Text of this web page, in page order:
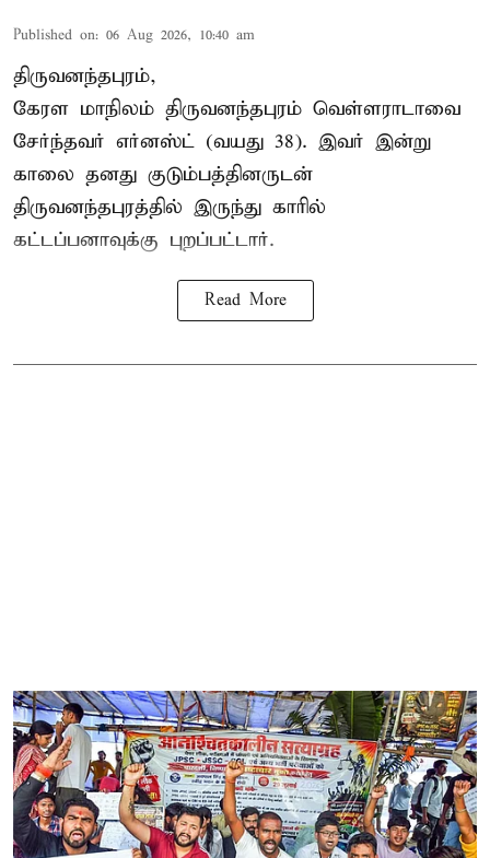
Published on: 06 Aug 2026, 10:40 am
திருவனந்தபுரம்,
கேரள மாநிலம் திருவனந்தபுரம் வெள்ளராடாவை
சேர்ந்தவர் எர்னஸ்ட் (வயது 38). இவர் இன்று
காலை தனது குடும்பத்தினருடன்
திருவனந்தபுரத்தில் இருந்து காரில்
கட்டப்பனாவுக்கு புறப்பட்டார்.
Read More